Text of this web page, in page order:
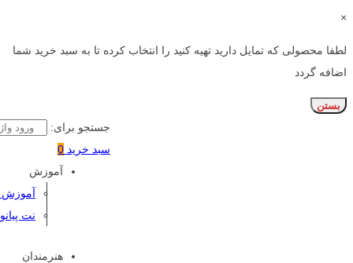
×
لطفا محصولی که تمایل دارید تهیه کنید را انتخاب کرده تا به سبد خرید شما
اضافه گردد
بستن
جستجو برای:
سبد خرید 0
آموزش
آموزش
نت پیانو
هنرمندان